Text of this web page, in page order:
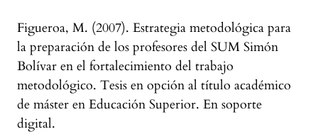
Figueroa, M. (2007). Estrategia metodológica para
la preparación de los profesores del SUM Simón
Bolívar en el fortalecimiento del trabajo
metodológico. Tesis en opción al título académico
de máster en Educación Superior. En soporte
digital.